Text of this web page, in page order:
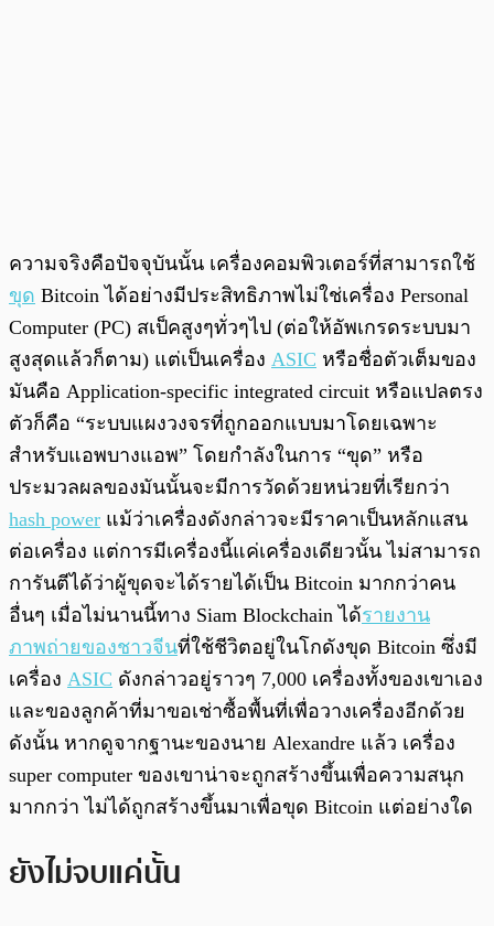
ความจริงคือปัจจุบันนั้น เครื่องคอมพิวเตอร์ที่สามารถใช้
ขุด Bitcoin ได้อย่างมีประสิทธิภาพไม่ใช่เครื่อง Personal
Computer (PC) สเป็คสูงๆทั่วๆไป (ต่อให้อัพเกรดระบบมา
สูงสุดแล้วก็ตาม) แต่เป็นเครื่อง ASIC หรือชื่อตัวเต็มของ
มันคือ Application-specific integrated circuit หรือแปลตรง
ตัวก็คือ “ระบบแผงวงจรที่ถูกออกแบบมาโดยเฉพาะ
สำหรับแอพบางแอพ” โดยกำลังในการ “ขุด” หรือ
ประมวลผลของมันนั้นจะมีการวัดด้วยหน่วยที่เรียกว่า
hash power แม้ว่าเครื่องดังกล่าวจะมีราคาเป็นหลักแสน
ต่อเครื่อง แต่การมีเครื่องนี้แค่เครื่องเดียวนั้น ไม่สามารถ
การันตีได้ว่าผู้ขุดจะได้รายได้เป็น Bitcoin มากกว่าคน
อื่นๆ เมื่อไม่นานนี้ทาง Siam Blockchain ได้รายงาน
ภาพถ่ายของชาวจีนที่ใช้ชีวิตอยู่ในโกดังขุด Bitcoin ซึ่งมี
เครื่อง ASIC ดังกล่าวอยู่ราวๆ 7,000 เครื่องทั้งของเขาเอง
และของลูกค้าที่มาขอเช่าซื้อพื้นที่เพื่อวางเครื่องอีกด้วย
ดังนั้น หากดูจากฐานะของนาย Alexandre แล้ว เครื่อง
super computer ของเขาน่าจะถูกสร้างขึ้นเพื่อความสนุก
มากกว่า ไม่ได้ถูกสร้างขึ้นมาเพื่อขุด Bitcoin แต่อย่างใด
ยังไม่จบแค่นั้น